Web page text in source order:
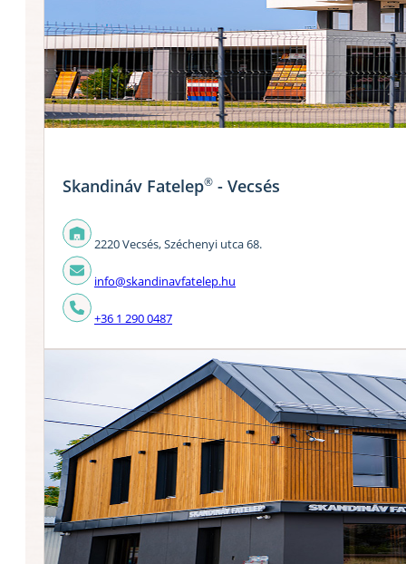
Skandináv Fatelep® - Vecsés
2220 Vecsés, Széchenyi utca 68.
info@skandinavfatelep.hu
+36 1 290 0487